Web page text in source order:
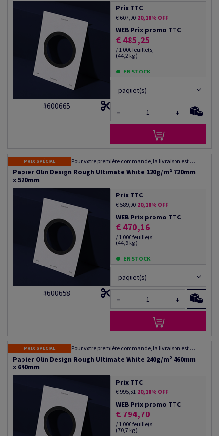
#600665
Prix TTC
€ 607,90 20,18% OFF
WEB Prix promo TTC
€ 485,25
/ 1 000 feuille(s)
(44,2 kg )
EN STOCK
paquet(s)
− +
PRIX SPÉCIAL Pour votre première commande, la livraison est gratuite ! Expédition dans les 48 à 72 heures
Papier Olin Design Rough Ultimate White 120g/m² 720mm
x 520mm
#600658
Prix TTC
€ 589,00 20,18% OFF
WEB Prix promo TTC
€ 470,16
/ 1 000 feuille(s)
(44,9 kg )
EN STOCK
paquet(s)
− +
PRIX SPÉCIAL Pour votre première commande, la livraison est gratuite ! Expédition dans les 48 à 72 heures
Papier Olin Design Rough Ultimate White 240g/m² 460mm
x 640mm
Prix TTC
€ 995,61 20,18% OFF
WEB Prix promo TTC
€ 794,70
/ 1 000 feuille(s)
(70,7 kg )